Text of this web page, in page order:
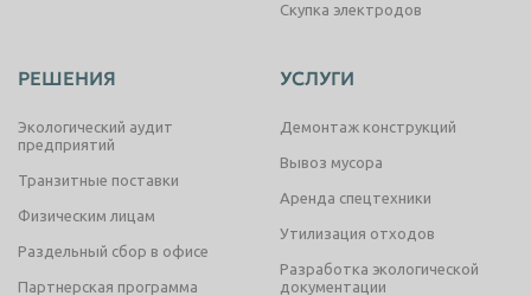
Скупка электродов
РЕШЕНИЯ
Экологический аудит
предприятий
Транзитные поставки
Физическим лицам
Раздельный сбор в офисе
Партнерская программа
УСЛУГИ
Демонтаж конструкций
Вывоз мусора
Аренда спецтехники
Утилизация отходов
Разработка экологической
документации